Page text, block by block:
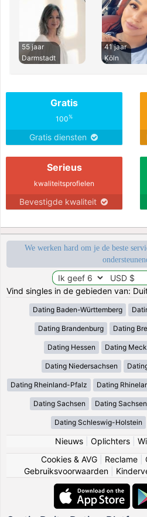
55 jaar
Darmstadt
41 jaar
Köln
Gratis
100%
Gratis diensten
Serieus
kwaliteitsprofielen
Bevestigde kwaliteit
We werken hard om je de beste
Vind singles in de gebieden van:
Dating Baden-Württemberg
Dating Brandenburg Dating
Dating Hessen Dating
Dating Niedersachsen
Dating Rheinland-Pfalz Dating
Dating Sachsen Dating
Dating Schleswig-Holstein
Nieuws| Oplichters|
Cookies & AVG
Reclame
Gebruiksvoorwaarden